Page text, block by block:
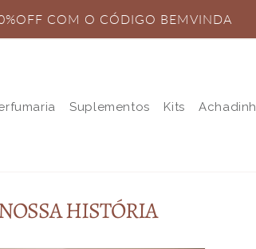
COM O CÓDIGO BEMVINDA
Suplementos Kits
HISTÓRIA